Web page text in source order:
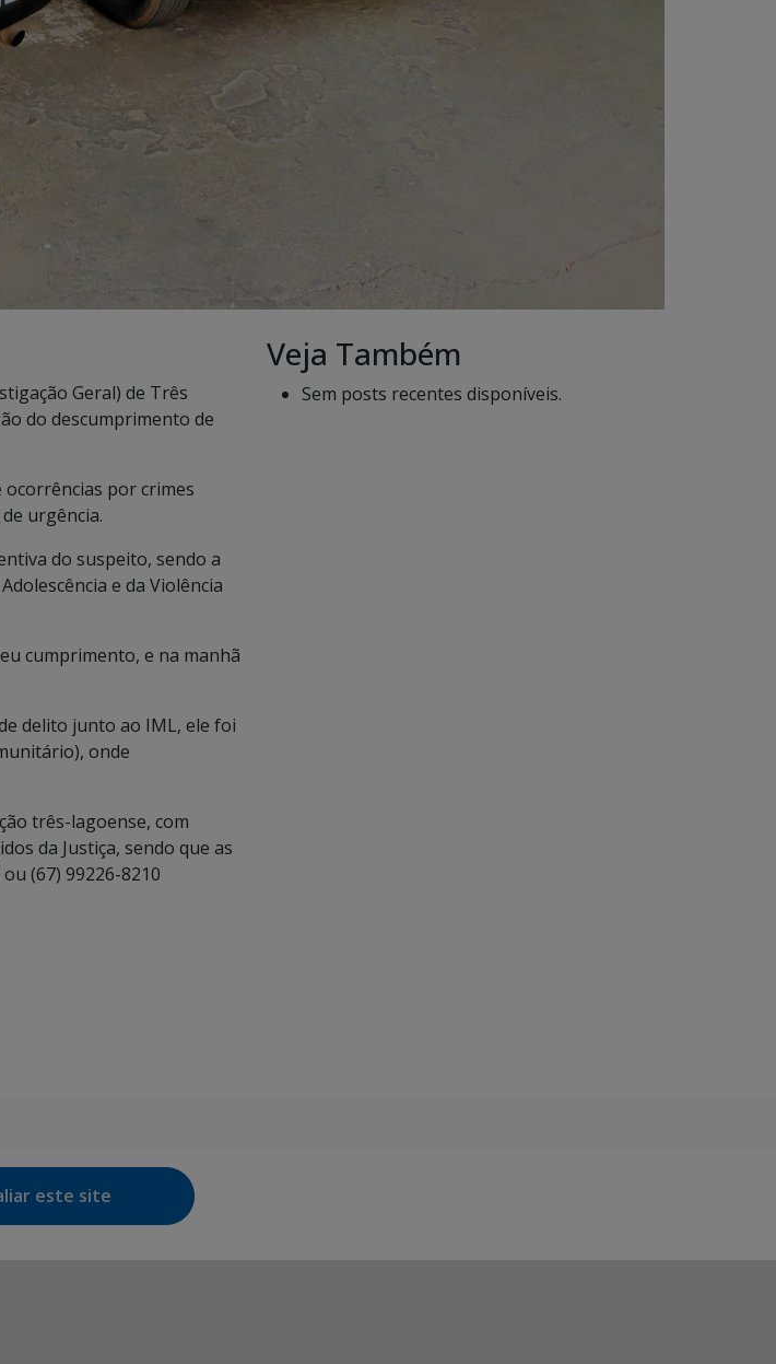
Geral) de Três
do descumprimento de
por crimes
urgência.
do suspeito, sendo a
e da Violência
cumprimento, e na manhã
delito junto ao IML, ele foi
onde
três-lagoense, com
da Justiça, sendo que as
(67) 99226-8210
Veja Também
Sem posts recentes disponíveis.
este site